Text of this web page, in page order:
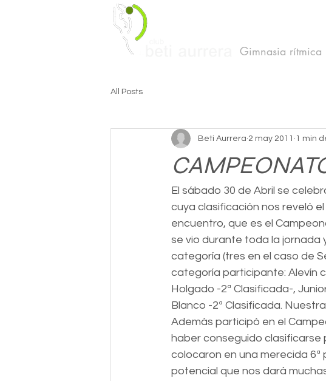
Gimnasia rítmica
All Posts
Beti Aurrera 2 may 2011 1 min
El sábado 30 de Abril se
cuya clasificación nos reveló
encuentro, que es el
se vio durante toda la jornada
categoría (tres en el caso de
categoría participante: Alevín
Holgado -2ª Clasificada-,
Blanco -2ª Clasificada.
Además participó en el
haber conseguido clasificarse
colocaron en una merecida
potencial que nos dará